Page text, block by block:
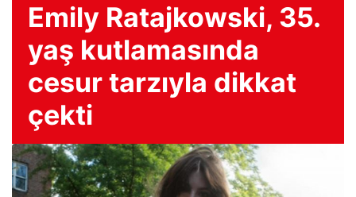
Emily Ratajkowski, 35.
yaş kutlamasında
cesur tarzıyla dikkat
çekti